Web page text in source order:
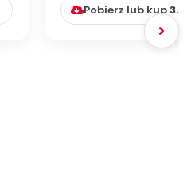
Pobierz lub kup